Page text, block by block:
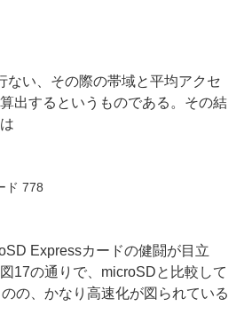
ない、その際の帯域と平均アクセ
出するというものである。その結
ド 778
Expressカードの健闘が目立
17の通りで、microSDと比較して
の、かなり高速化が図られている